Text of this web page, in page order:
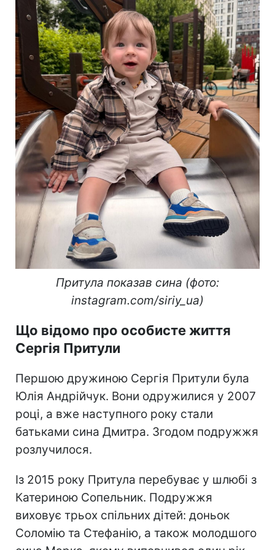
Притула показав сина (фото:
instagram.com/siriy_ua)
Що відомо про особисте життя
Сергія Притули
Першою дружиною Сергія Притули була
Юлія Андрійчук. Вони одружилися у 2007
році, а вже наступного року стали
батьками сина Дмитра. Згодом подружжя
розлучилося.
Із 2015 року Притула перебуває у шлюбі з
Катериною Сопельник. Подружжя
виховує трьох спільних дітей: доньок
Соломію та Стефанію, а також молодшого